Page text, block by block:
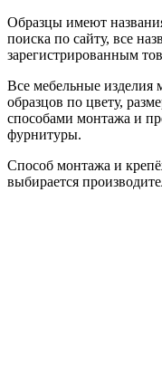
Образцы имеют
поиска по сайту, все
зарегистрированным
Все мебельные изделия
образцов по цвету,
способами монтажа и
фурнитуры.
Способ монтажа и
выбирается